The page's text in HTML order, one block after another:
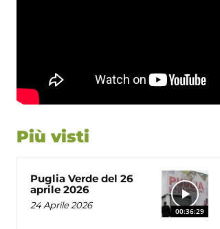
Più visti
00:36:29
Puglia Verde del 26
aprile 2026
24 Aprile 2026